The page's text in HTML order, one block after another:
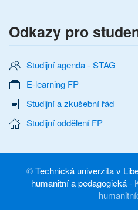
Odkazy pro
Studijní agenda - STAG
E-learning FP
Studijní a zkušební řád
Studijní oddělení FP
©Technická univerzita v
humanitní a pedagogická-